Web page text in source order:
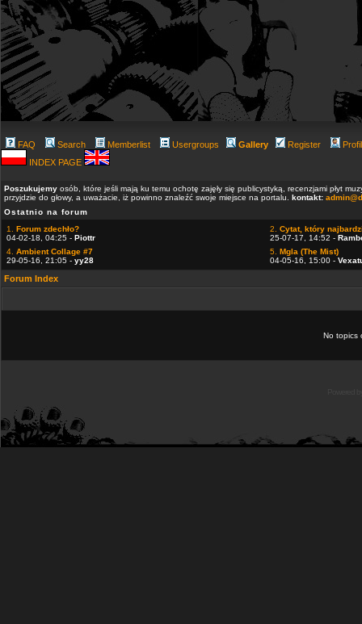
FAQ Search Memberlist Usergroups Gallery Register
INDEX PAGE
Poszukujemy osób, które jeśli mają ku temu ochotę zajęły się publicystyką, recenzjami płyt
przyjdzie do głowy, a uważacie, iż powinno znaleźć swoje miejsce na portalu. kontakt:
Ostatnio na forum
1. Forum zdechło?
04-02-18, 04:25 - Piottr
2. Cytat, który
25-07-17, 14:52 -
4. Ambient Collage #7
29-05-16, 21:05 - yy28
5. Mgla (The Mist)
04-05-16, 15:00 -
Forum Index
No topics